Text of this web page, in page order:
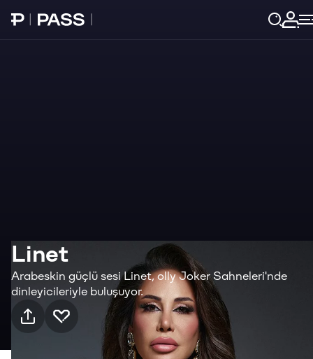
Paribu Pass Ana Sayfa
Linet
Arabeskin güçlü sesi Linet, olly Joker Sahneleri'nde
dinleyicileriyle buluşuyor.